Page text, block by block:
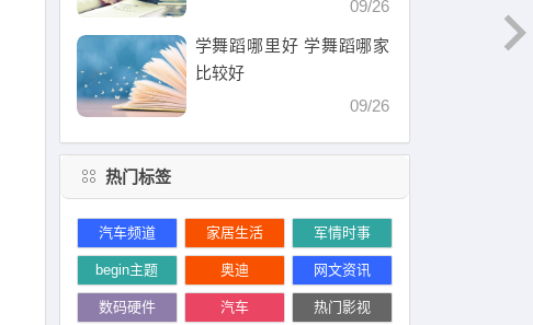
09/26
学舞蹈哪里好 学舞蹈哪家
比较好
09/26
热门标签
汽车频道 家居生活 军情时事
begin主题 奥迪 网文资讯
数码硬件 汽车 热门影视